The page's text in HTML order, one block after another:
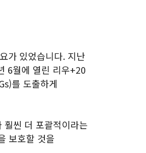
가 있었습니다. 지난
6월에 열린 리우+20
를 도출하게
훨씬 더 포괄적이라는
보호할 것을